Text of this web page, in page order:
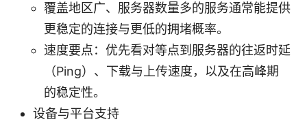
覆盖地区广、服务器数量多的服务通常能提供
更稳定的连接与更低的拥堵概率。
速度要点：优先看对等点到服务器的往返时延
（Ping）、下载与上传速度，以及在高峰期
的稳定性。
设备与平台支持